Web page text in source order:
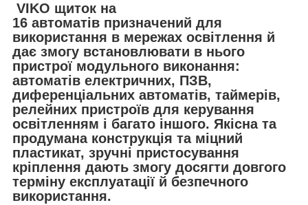
VIKO щиток на
16 автоматів призначений для
використання в мережах освітлення й
дає змогу встановлювати в нього
пристрої модульного виконання:
автоматів електричних, ПЗВ,
диференціальних автоматів, таймерів,
релейних пристроїв для керування
освітленням і багато іншого. Якісна та
продумана конструкція та міцний
пластикат, зручні пристосування
кріплення дають змогу досягти довгого
терміну експлуатації й безпечного
використання.